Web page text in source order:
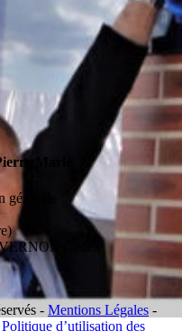
Marlé
:
Cedex
- Mentions Légales -
Politique d’utilisation des